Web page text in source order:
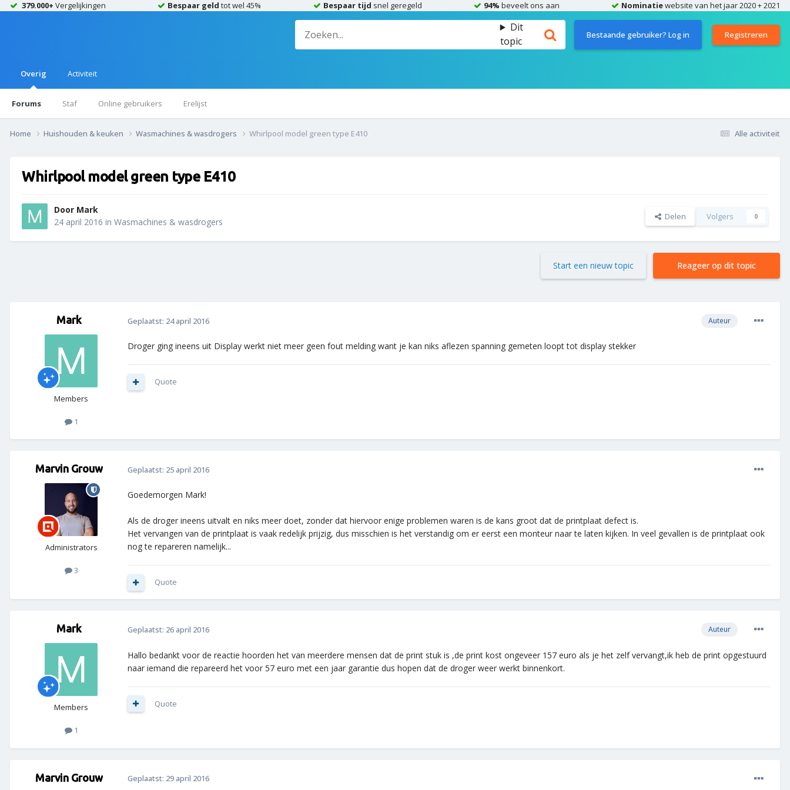
379.000+ Vergelijkingen Bespaar geld tot wel 45% Bespaar tijd snel geregeld 94% beveelt ons aan Nominatiewebsite van het jaar 2020 + 2021
Dit
topic
Bestaande gebruiker? Log in Registreren
Overig
Forums Staf Online gebruikers Erelijst
Activiteit
Alle activiteit
Home Huishouden & keuken Wasmachines & wasdrogers Whirlpool model green type E410
Whirlpool model green type E410
Door Mark
24 april 2016 in Wasmachines & wasdrogers Delen Volgers 0
Reageer op dit topic
Start een nieuw topic
Mark
Members
1
Auteur
Geplaatst: 24 april 2016
Droger ging ineens uit Display werkt niet meer geen fout melding want je kan niks aflezen spanning gemeten loopt tot display stekker
Quote
Marvin Grouw
Administrators
3
Geplaatst: 25 april 2016
Goedemorgen Mark!
Als de droger ineens uitvalt en niks meer doet, zonder dat hiervoor enige problemen waren is de kans groot dat de printplaat defect is.
Het vervangen van de printplaat is vaak redelijk prijzig, dus misschien is het verstandig om er eerst een monteur naar te laten kijken. In veel gevallen is de printplaat ook
nog te repareren namelijk...
Quote
Mark
Members
1
Auteur
Geplaatst: 26 april 2016
Hallo bedankt voor de reactie hoorden het van meerdere mensen dat de print stuk is ,de print kost ongeveer 157 euro als je het zelf vervangt,ik heb de print opgestuurd
naar iemand die repareerd het voor 57 euro met een jaar garantie dus hopen dat de droger weer werkt binnenkort.
Quote
Marvin Grouw Geplaatst: 29 april 2016